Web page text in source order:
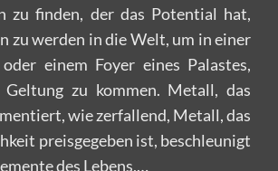
zu finden, der das Potential hat,
zu werden in die Welt, um in einer
einem Foyer eines Palastes,
zu kommen. Metall, das
wie zerfallend, Metall, das
preisgegeben ist, beschleunigt
des Lebens,…